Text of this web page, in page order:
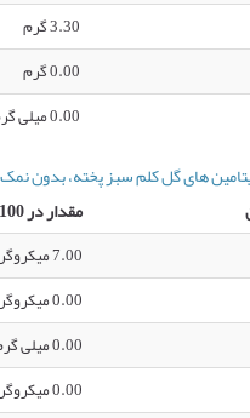
3.30 گرم
0.00 گرم
0.00 میلی گرم
های گل کلم سبز پخته، بدون
مقدار در 100 گرم
7.00 میکروگرم
0.00 میکروگرم
0.00 میلی گرم
0.00 میکروگرم